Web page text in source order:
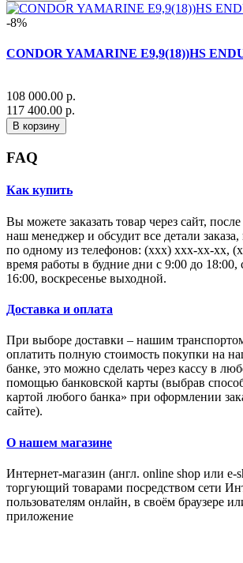
-8%
CONDOR YAMARINE E9,9(18))HS
108 000.00 р.
117 400.00 р.
В корзину
FAQ
Как купить
Вы можете заказать товар через сайт,
наш менеджер и обсудит все детали заказа,
по одному из телефонов: (xxx) xxx-xx-xx,
время работы в будние дни с 9:00 до 18:00,
16:00, воскресенье выходной.
Доставка и оплата
При выборе доставки – нашим
оплатить полную стоимость покупки на
банке, это можно сделать через кассу в
помощью банковской карты (выбрав
картой любого банка» при оформлении
сайте).
О нашем магазине
Интернет-магазин (англ. online shop или e-
торгующий товарами посредством сети
пользователям онлайн, в своём браузере
приложение